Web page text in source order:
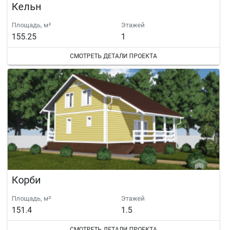
Кельн
Площадь, м²
155.25
Этажей
1
СМОТРЕТЬ ДЕТАЛИ ПРОЕКТА
Корби
Площадь, м²
151.4
Этажей
1.5